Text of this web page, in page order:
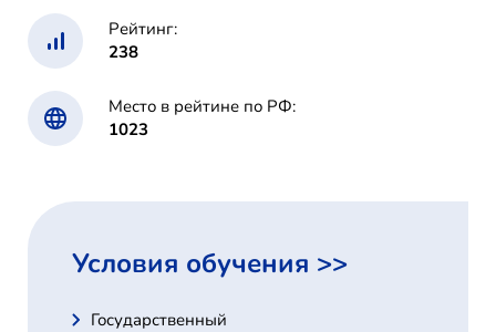
Рейтинг:
238
Место в рейтине по РФ:
1023
Условия обучения >>
Государственный